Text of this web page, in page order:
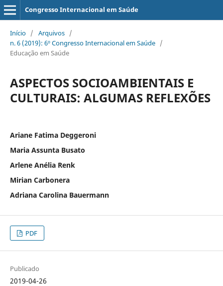
Congresso Internacional em Saúde
Início / Arquivos /
n. 6 (2019): 6º Congresso Internacional em Saúde /
Educação em Saúde
ASPECTOS SOCIOAMBIENTAIS E
CULTURAIS: ALGUMAS REFLEXÕES
Ariane Fatima Deggeroni
Maria Assunta Busato
Arlene Anélia Renk
Mirian Carbonera
Adriana Carolina Bauermann
PDF
Publicado
2019-04-26